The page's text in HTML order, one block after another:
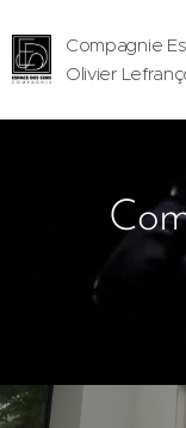
Compagnie
Olivier